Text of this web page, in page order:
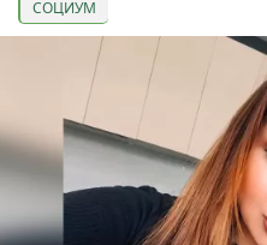
СОЦИУМ